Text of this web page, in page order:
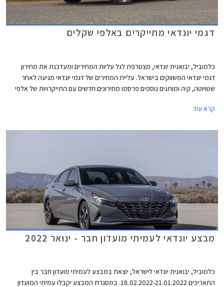
דגמי יונדאי מתייקרים באלפי שקלים
כלמוביל, יבואנית יונדאי, מצטרפת לגל עליות המחירים ומעדכנת את מחירון
דגמי יונדאי המשווקים בישראל. עליית המחירים של דגמי יונדאי מגיעה לאחר
שטויוטה, קיה ומותגים נוספים פרסמו מחירונים חדשים עם התייקרויות של אלפי
קרא עוד
מבצע יונדאי לעמיתי מועדון חבר - ינואר 2022
כלמוביל, יבואנית יונדאי לישראל, יוצאת במבצע לעמיתי מועדון חבר בין
התאריכים 18.02.2022-21.01.2022. במסגרת המבצע יקבלו עמיתי המועדון